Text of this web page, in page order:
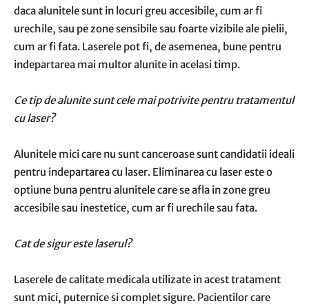
daca alunitele sunt in locuri greu accesibile, cum ar fi
urechile, sau pe zone sensibile sau foarte vizibile ale pielii,
cum ar fi fata. Laserele pot fi, de asemenea, bune pentru
indepartarea mai multor alunite in acelasi timp.
Ce tip de alunite sunt cele mai potrivite pentru tratamentul
cu laser?
Alunitele mici care nu sunt canceroase sunt candidatii ideali
pentru indepartarea cu laser. Eliminarea cu laser este o
optiune buna pentru alunitele care se afla in zone greu
accesibile sau inestetice, cum ar fi urechile sau fata.
Cat de sigur este laserul?
Laserele de calitate medicala utilizate in acest tratament
sunt mici, puternice si complet sigure. Pacientilor care